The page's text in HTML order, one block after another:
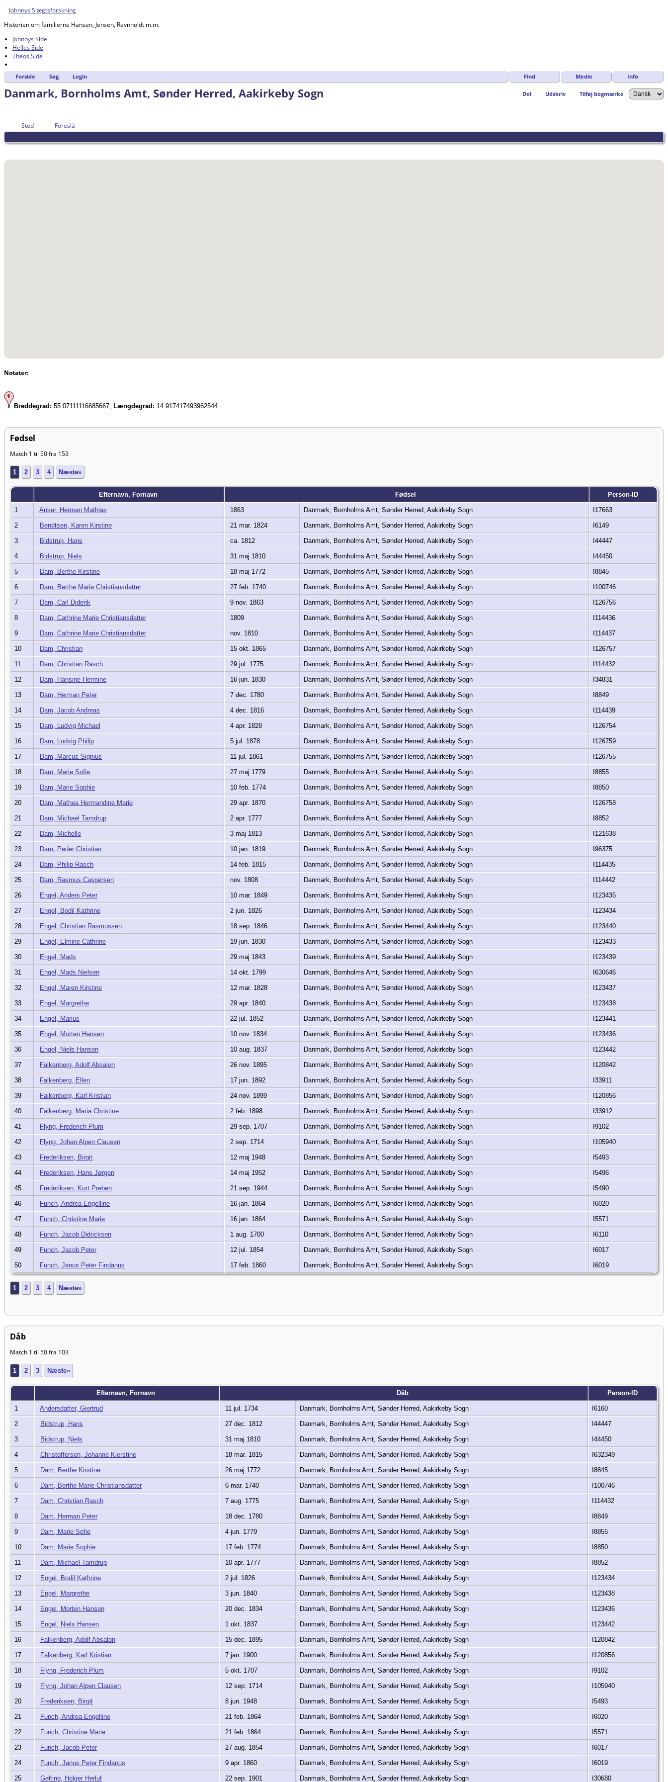
Johnnys Slægtsforskning
Historien om familierne Hansen, Jensen, Ravnholdt m.m.
Johnnys Side
Helles Side
Theos Side
Find Medie Info
Forside Søg Login
Del Udskriv Tilføj bogmærke
Danmark, Bornholms Amt, Sønder Herred, Aakirkeby Sogn
Sted Foreslå
Notater:
Breddegrad: 55.07111116685667, Længdegrad: 14.917417493962544
Fødsel
Match 1 til 50 fra 153
1 2 3 4 Næste»
Efternavn, Fornavn Fødsel Person-ID
1 Anker, Herman Mathias 1863 Danmark, Bornholms Amt, Sønder Herred, Aakirkeby Sogn I17663
2 Bendtsen, Karen Kirstine 21 mar. 1824 Danmark, Bornholms Amt, Sønder Herred, Aakirkeby Sogn I6149
3 Bidstrup, Hans ca. 1812 Danmark, Bornholms Amt, Sønder Herred, Aakirkeby Sogn I44447
4 Bidstrup, Niels 31 maj 1810 Danmark, Bornholms Amt, Sønder Herred, Aakirkeby Sogn I44450
5 Dam, Berthe Kirstine 18 maj 1772 Danmark, Bornholms Amt, Sønder Herred, Aakirkeby Sogn I8845
6 Dam, Berthe Marie Christiansdatter 27 feb. 1740 Danmark, Bornholms Amt, Sønder Herred, Aakirkeby Sogn I100746
7 Dam, Carl Diderik 9 nov. 1863 Danmark, Bornholms Amt, Sønder Herred, Aakirkeby Sogn I126756
8 Dam, Cathrine Marie Christiansdatter 1809 Danmark, Bornholms Amt, Sønder Herred, Aakirkeby Sogn I114436
9 Dam, Cathrine Marie Christiansdatter nov. 1810 Danmark, Bornholms Amt, Sønder Herred, Aakirkeby Sogn I114437
10 Dam, Christian 15 okt. 1865 Danmark, Bornholms Amt, Sønder Herred, Aakirkeby Sogn I126757
11 Dam, Christian Rasch 29 jul. 1775 Danmark, Bornholms Amt, Sønder Herred, Aakirkeby Sogn I114432
12 Dam, Hansine Hermine 16 jun. 1830 Danmark, Bornholms Amt, Sønder Herred, Aakirkeby Sogn I34831
13 Dam, Herman Peter 7 dec. 1780 Danmark, Bornholms Amt, Sønder Herred, Aakirkeby Sogn I8849
14 Dam, Jacob Andreas 4 dec. 1816 Danmark, Bornholms Amt, Sønder Herred, Aakirkeby Sogn I114439
15 Dam, Ludvig Michael 4 apr. 1828 Danmark, Bornholms Amt, Sønder Herred, Aakirkeby Sogn I126754
16 Dam, Ludvig Philip 5 jul. 1878 Danmark, Bornholms Amt, Sønder Herred, Aakirkeby Sogn I126759
17 Dam, Marcus Signius 11 jul. 1861 Danmark, Bornholms Amt, Sønder Herred, Aakirkeby Sogn I126755
18 Dam, Marie Sofie 27 maj 1779 Danmark, Bornholms Amt, Sønder Herred, Aakirkeby Sogn I8855
19 Dam, Marie Sophie 10 feb. 1774 Danmark, Bornholms Amt, Sønder Herred, Aakirkeby Sogn I8850
20 Dam, Mathea Hermandine Marie 29 apr. 1870 Danmark, Bornholms Amt, Sønder Herred, Aakirkeby Sogn I126758
21 Dam, Michael Tamdrup 2 apr. 1777 Danmark, Bornholms Amt, Sønder Herred, Aakirkeby Sogn I8852
22 Dam, Michelle 3 maj 1813 Danmark, Bornholms Amt, Sønder Herred, Aakirkeby Sogn I121638
23 Dam, Peder Christian 10 jan. 1819 Danmark, Bornholms Amt, Sønder Herred, Aakirkeby Sogn I96375
24 Dam, Philip Rasch 14 feb. 1815 Danmark, Bornholms Amt, Sønder Herred, Aakirkeby Sogn I114435
25 Dam, Rasmus Caspersen nov. 1808 Danmark, Bornholms Amt, Sønder Herred, Aakirkeby Sogn I114442
26 Engel, Anders Peter 10 mar. 1849 Danmark, Bornholms Amt, Sønder Herred, Aakirkeby Sogn I123435
27 Engel, Bodil Kathrine 2 jun. 1826 Danmark, Bornholms Amt, Sønder Herred, Aakirkeby Sogn I123434
28 Engel, Christian Rasmussen 18 sep. 1846 Danmark, Bornholms Amt, Sønder Herred, Aakirkeby Sogn I123440
29 Engel, Elmine Cathrine 19 jun. 1830 Danmark, Bornholms Amt, Sønder Herred, Aakirkeby Sogn I123433
30 Engel, Mads 29 maj 1843 Danmark, Bornholms Amt, Sønder Herred, Aakirkeby Sogn I123439
31 Engel, Mads Nielsen 14 okt. 1799 Danmark, Bornholms Amt, Sønder Herred, Aakirkeby Sogn I630646
32 Engel, Maren Kirstine 12 mar. 1828 Danmark, Bornholms Amt, Sønder Herred, Aakirkeby Sogn I123437
33 Engel, Margrethe 29 apr. 1840 Danmark, Bornholms Amt, Sønder Herred, Aakirkeby Sogn I123438
34 Engel, Marius 22 jul. 1852 Danmark, Bornholms Amt, Sønder Herred, Aakirkeby Sogn I123441
35 Engel, Morten Hansen 10 nov. 1834 Danmark, Bornholms Amt, Sønder Herred, Aakirkeby Sogn I123436
36 Engel, Niels Hansen 10 aug. 1837 Danmark, Bornholms Amt, Sønder Herred, Aakirkeby Sogn I123442
37 Falkenberg, Adolf Absalon 26 nov. 1895 Danmark, Bornholms Amt, Sønder Herred, Aakirkeby Sogn I120842
38 Falkenberg, Ellen 17 jun. 1892 Danmark, Bornholms Amt, Sønder Herred, Aakirkeby Sogn I33911
39 Falkenberg, Karl Kristian 24 nov. 1899 Danmark, Bornholms Amt, Sønder Herred, Aakirkeby Sogn I120856
40 Falkenberg, Maria Christine 2 feb. 1898 Danmark, Bornholms Amt, Sønder Herred, Aakirkeby Sogn I33912
41 Flyng, Frederich Plum 29 sep. 1707 Danmark, Bornholms Amt, Sønder Herred, Aakirkeby Sogn I9102
42 Flyng, Johan Alpen Clausen 2 sep. 1714 Danmark, Bornholms Amt, Sønder Herred, Aakirkeby Sogn I105940
43 Frederiksen, Birgit 12 maj 1948 Danmark, Bornholms Amt, Sønder Herred, Aakirkeby Sogn I5493
44 Frederiksen, Hans Jørgen 14 maj 1952 Danmark, Bornholms Amt, Sønder Herred, Aakirkeby Sogn I5496
45 Frederiksen, Kurt Preben 21 sep. 1944 Danmark, Bornholms Amt, Sønder Herred, Aakirkeby Sogn I5490
46 Funch, Andrea Engelline 16 jan. 1864 Danmark, Bornholms Amt, Sønder Herred, Aakirkeby Sogn I6020
47 Funch, Christine Marie 16 jan. 1864 Danmark, Bornholms Amt, Sønder Herred, Aakirkeby Sogn I5571
48 Funch, Jacob Didricksen 1 aug. 1700 Danmark, Bornholms Amt, Sønder Herred, Aakirkeby Sogn I6110
49 Funch, Jacob Peter 12 jul. 1854 Danmark, Bornholms Amt, Sønder Herred, Aakirkeby Sogn I6017
50 Funch, Janus Peter Findanus 17 feb. 1860 Danmark, Bornholms Amt, Sønder Herred, Aakirkeby Sogn I6019
1 2 3 4 Næste»
Dåb
Match 1 til 50 fra 103
1 2 3 Næste»
Efternavn, Fornavn Dåb Person-ID
1 Andersdatter, Giertrud 11 jul. 1734 Danmark, Bornholms Amt, Sønder Herred, Aakirkeby Sogn I6160
2 Bidstrup, Hans 27 dec. 1812 Danmark, Bornholms Amt, Sønder Herred, Aakirkeby Sogn I44447
3 Bidstrup, Niels 31 maj 1810 Danmark, Bornholms Amt, Sønder Herred, Aakirkeby Sogn I44450
4 Christoffersen, Johanne Kierstine 18 mar. 1815 Danmark, Bornholms Amt, Sønder Herred, Aakirkeby Sogn I632349
5 Dam, Berthe Kirstine 26 maj 1772 Danmark, Bornholms Amt, Sønder Herred, Aakirkeby Sogn I8845
6 Dam, Berthe Marie Christiansdatter 6 mar. 1740 Danmark, Bornholms Amt, Sønder Herred, Aakirkeby Sogn I100746
7 Dam, Christian Rasch 7 aug. 1775 Danmark, Bornholms Amt, Sønder Herred, Aakirkeby Sogn I114432
8 Dam, Herman Peter 18 dec. 1780 Danmark, Bornholms Amt, Sønder Herred, Aakirkeby Sogn I8849
9 Dam, Marie Sofie 4 jun. 1779 Danmark, Bornholms Amt, Sønder Herred, Aakirkeby Sogn I8855
10 Dam, Marie Sophie 17 feb. 1774 Danmark, Bornholms Amt, Sønder Herred, Aakirkeby Sogn I8850
11 Dam, Michael Tamdrup 10 apr. 1777 Danmark, Bornholms Amt, Sønder Herred, Aakirkeby Sogn I8852
12 Engel, Bodil Kathrine 2 jul. 1826 Danmark, Bornholms Amt, Sønder Herred, Aakirkeby Sogn I123434
13 Engel, Margrethe 3 jun. 1840 Danmark, Bornholms Amt, Sønder Herred, Aakirkeby Sogn I123438
14 Engel, Morten Hansen 20 dec. 1834 Danmark, Bornholms Amt, Sønder Herred, Aakirkeby Sogn I123436
15 Engel, Niels Hansen 1 okt. 1837 Danmark, Bornholms Amt, Sønder Herred, Aakirkeby Sogn I123442
16 Falkenberg, Adolf Absalon 15 dec. 1895 Danmark, Bornholms Amt, Sønder Herred, Aakirkeby Sogn I120842
17 Falkenberg, Karl Kristian 7 jan. 1900 Danmark, Bornholms Amt, Sønder Herred, Aakirkeby Sogn I120856
18 Flyng, Frederich Plum 5 okt. 1707 Danmark, Bornholms Amt, Sønder Herred, Aakirkeby Sogn I9102
19 Flyng, Johan Alpen Clausen 12 sep. 1714 Danmark, Bornholms Amt, Sønder Herred, Aakirkeby Sogn I105940
20 Frederiksen, Birgit 8 jun. 1948 Danmark, Bornholms Amt, Sønder Herred, Aakirkeby Sogn I5493
21 Funch, Andrea Engelline 21 feb. 1864 Danmark, Bornholms Amt, Sønder Herred, Aakirkeby Sogn I6020
22 Funch, Christine Marie 21 feb. 1864 Danmark, Bornholms Amt, Sønder Herred, Aakirkeby Sogn I5571
23 Funch, Jacob Peter 27 aug. 1854 Danmark, Bornholms Amt, Sønder Herred, Aakirkeby Sogn I6017
24 Funch, Janus Peter Findanus 9 apr. 1860 Danmark, Bornholms Amt, Sønder Herred, Aakirkeby Sogn I6019
25 Gelting, Holger Herluf 22 sep. 1901 Danmark, Bornholms Amt, Sønder Herred, Aakirkeby Sogn I30680